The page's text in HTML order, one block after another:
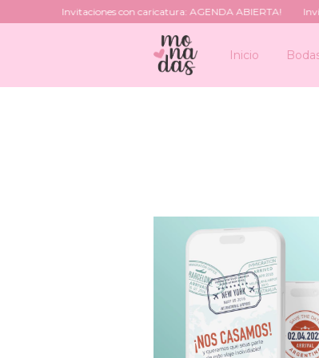
Invitaciones con caricatura: AGENDA ABIERTA!
Inicio